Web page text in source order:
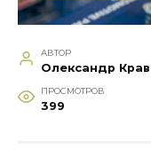
АВТОР
ПРОСМОТРОВ
399